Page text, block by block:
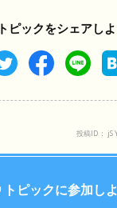
トピックをシェアしよ
投稿ID：
トピックに参加し